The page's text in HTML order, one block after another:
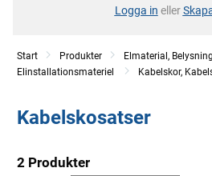
Logga in eller
Start Produkter
Elmaterial,
Elinstallationsmateriel
Kabelskor,
Kabelskosatser
2 Produkter